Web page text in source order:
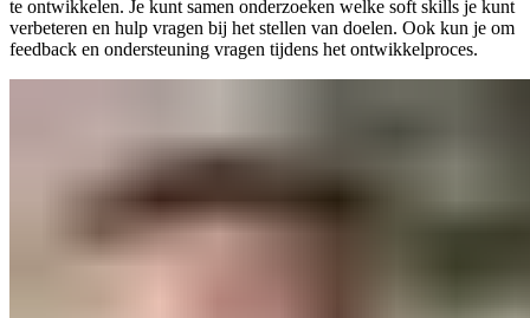
te ontwikkelen. Je kunt samen onderzoeken welke soft skills je kunt
verbeteren en hulp vragen bij het stellen van doelen. Ook kun je om
feedback en ondersteuning vragen tijdens het ontwikkelproces.